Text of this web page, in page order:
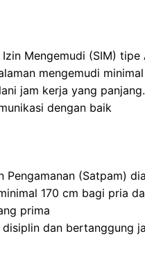
Mengemudi (SIM) tipe
mengemudi
jam kerja yang panjang.
dengan baik
Pengamanan (Satpam)
170 cm bagi pria
prima
dan bertanggung